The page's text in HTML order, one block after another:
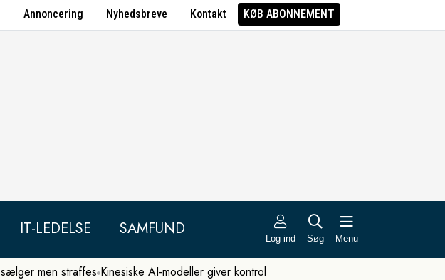
Annoncering Nyhedsbreve Kontakt KØB ABONNEMENT
IT-LEDELSE SAMFUND Log ind Søg Menu
men straffes Kinesiske AI-modeller giver kontrol